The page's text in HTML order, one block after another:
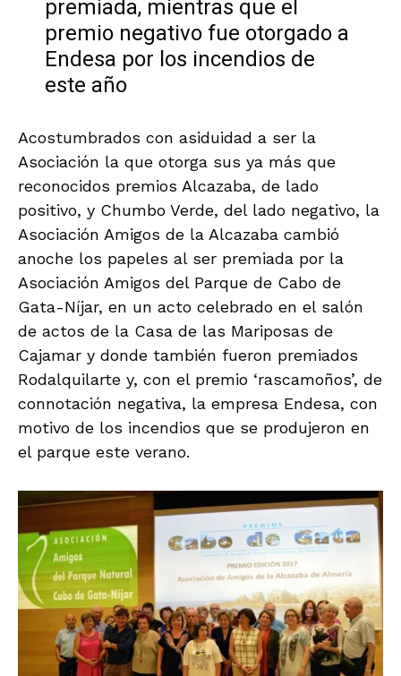
premiada, mientras que el
premio negativo fue otorgado a
Endesa por los incendios de
este año
Acostumbrados con asiduidad a ser la
Asociación la que otorga sus ya más que
reconocidos premios Alcazaba, de lado
positivo, y Chumbo Verde, del lado negativo, la
Asociación Amigos de la Alcazaba cambió
anoche los papeles al ser premiada por la
Asociación Amigos del Parque de Cabo de
Gata-Níjar, en un acto celebrado en el salón
de actos de la Casa de las Mariposas de
Cajamar y donde también fueron premiados
Rodalquilarte y, con el premio ‘rascamoños’, de
connotación negativa, la empresa Endesa, con
motivo de los incendios que se produjeron en
el parque este verano.